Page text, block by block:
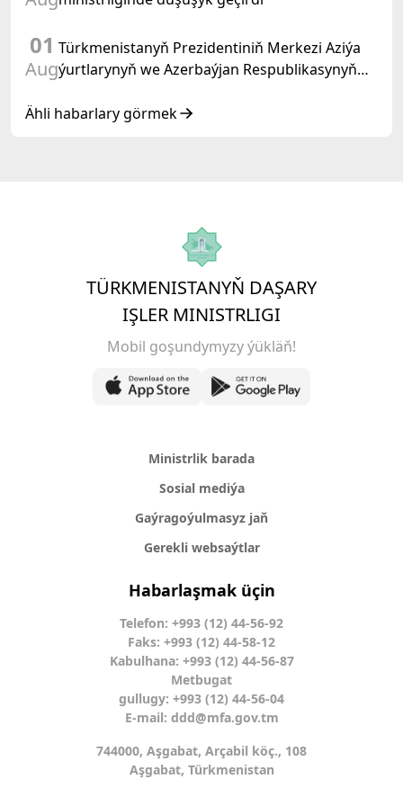
01
Aug
Türkmenistanyň Prezidentiniň Merkezi Aziýa
ýurtlarynyň we Azerbaýjan Respublikasynyň
duşuşygyndaky ÇYKYŞY
Ähli habarlary görmek
TÜRKMENISTANYŇ DAŞARY
IŞLER MINISTRLIGI
Mobil goşundymyzy ýükläň!
Ministrlik barada
Sosial mediýa
Gaýragoýulmasyz jaň
Gerekli websaýtlar
Habarlaşmak üçin
Telefon: +993 (12) 44-56-92
Faks: +993 (12) 44-58-12
Kabulhana: +993 (12) 44-56-87
Metbugat
gullugy: +993 (12) 44-56-04
E-mail: ddd@mfa.gov.tm
744000, Aşgabat, Arçabil köç., 108
Aşgabat, Türkmenistan